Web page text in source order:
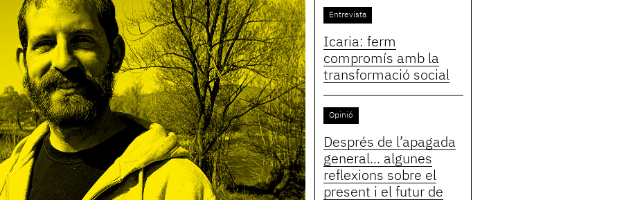
Entrevista
Icaria: ferm
compromís amb la
transformació social
Opinió
Després de l’apagada
general... algunes
reflexions sobre el
present i el futur de